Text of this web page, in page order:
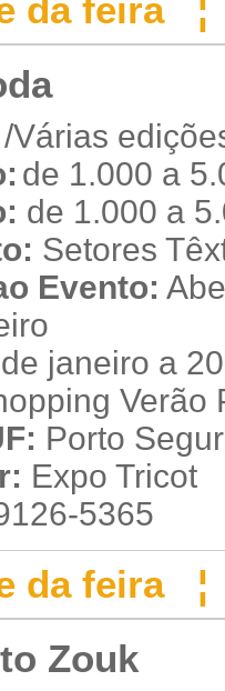
da feira
Várias
de 1.000 a
de 1.000 a
Setores
Evento:
janeiro a
Verão
Porto
Expo Tricot
5365
da feira
Zouk